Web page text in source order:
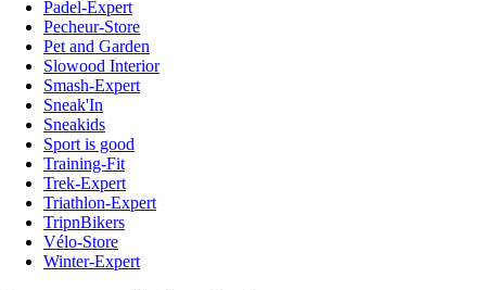
Padel-Expert
Pecheur-Store
Pet and Garden
Slowood Interior
Smash-Expert
Sneak'In
Sneakids
Sport is good
Training-Fit
Trek-Expert
Triathlon-Expert
TripnBikers
Vélo-Store
Winter-Expert